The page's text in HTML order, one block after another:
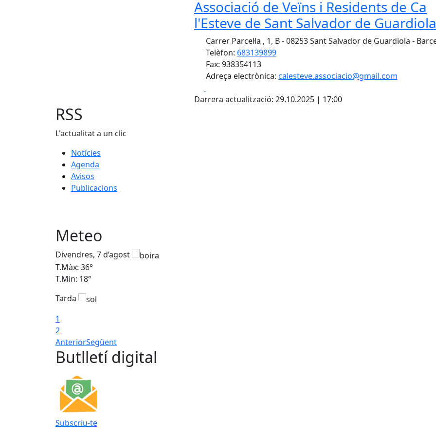
Associació de Veïns i Residents de Ca
l'Esteve de Sant Salvador de Guardiola
Carrer Parcel·la , 1, B - 08253 Sant Salvador de Guardiola -
Telèfon: 683139899
Fax: 938354113
Adreça electrònica: calesteve.associacio@gmail.com
Darrera actualització: 29.10.2025 | 17:00
RSS
L'actualitat a un clic
Notícies
Agenda
Avisos
Publicacions
Meteo
Divendres, 7 d’agost
T.Màx: 36°
T.Min: 18°
Tarda
1
2
AnteriorSegüent
Butlletí digital
Subscriu-te